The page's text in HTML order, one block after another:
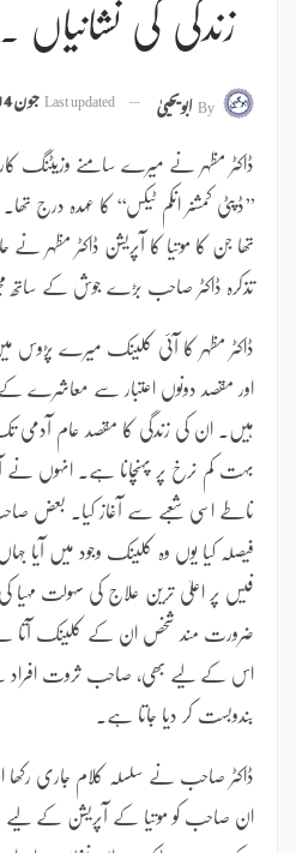
زندگی کی نشانیاں ۔
Byابویحییٰ Last updatedجون 14, 2020
ڈاکٹر مظہر نے میرے سامنے وزیٹنگ
’’ڈپٹی کمشنر انکم ٹیکس‘‘ کا عہدہ درج
تھا جن کا موتیا کا آپریشن ڈاکٹر مظہر
تذکرہ ڈاکٹر صاحب بڑے جوش کے ساتھ
ڈاکٹر مظہر کا آئی کلینک میرے پڑوس
اور مقصد دونوں اعتبار سے معاشرے کے
ہیں۔ ان کی زندگی کا مقصد عام آدمی
بہت کم نرخ پر پہنچانا ہے۔ انہوں
ناطے اسی شعبے سے آغاز کیا۔ بعض
فیصلہ کیا یوں وہ کلینک وجود میں آیا
فیس پر اعلیٰ ترین علاج کی سہولت مہیا
ضرورت مند شخص ان کے کلینک آتا ہے
اس کے لیے بھی، صاحب ثروت افراد
بندوبست کر دیا جاتا ہے۔
ڈاکٹر صاحب نے سلسلہ کلام جاری
ان صاحب کو موتیا کے آپریشن کے لیے